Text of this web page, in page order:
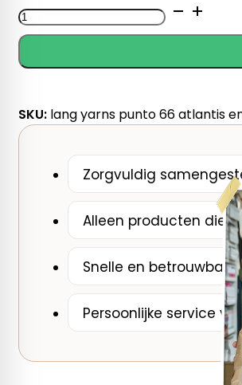
Punto
66
Yarns
en
POSEIDON
breipatronen
SKU: lang yarns punto 66 atlantis
Zorgvuldig
Alleen producten die
Snelle en
Persoonlijke service